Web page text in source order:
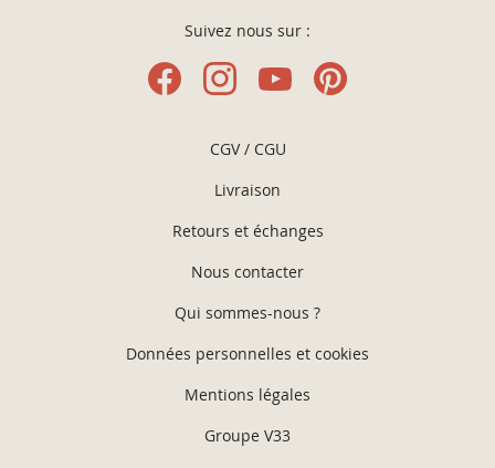
Suivez nous sur :
CGV / CGU
Livraison
Retours et échanges
Nous contacter
Qui sommes-nous ?
Données personnelles et cookies
Mentions légales
Groupe V33